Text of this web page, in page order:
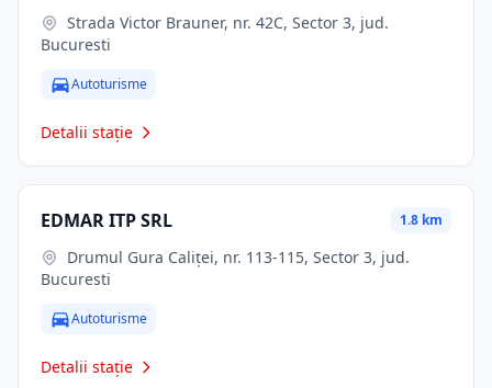
Bucuresti
Autoturisme
Detalii stație
EDMAR ITP SRL 1.8 km
Bucuresti
Autoturisme
Detalii stație